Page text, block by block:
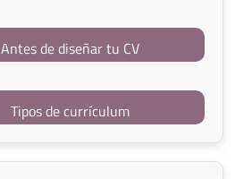
Antes de diseñar tu CV
Tipos de currículum